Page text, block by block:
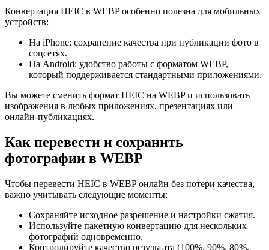
Конвертация HEIC в WEBP особенно полезна для мобильных
устройств:
На iPhone: сохранение качества при публикации фото в
соцсетях.
На Android: удобство работы с форматом WEBP,
который поддерживается стандартными приложениями.
Вы можете сменить формат HEIC на WEBP и использовать
изображения в любых приложениях, презентациях или
онлайн-публикациях.
Как перевести и сохранить
фотографии в WEBP
Чтобы перевести HEIC в WEBP онлайн без потери качества,
важно учитывать следующие моменты:
Сохраняйте исходное разрешение и настройки сжатия.
Используйте пакетную конвертацию для нескольких
фотографий одновременно.
Контролируйте качество результата (100%, 90%, 80%,